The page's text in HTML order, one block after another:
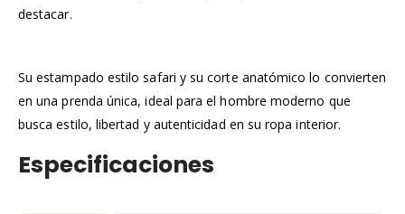
destacar.
Su estampado estilo safari y su corte anatómico lo convierten
en una prenda única, ideal para el hombre moderno que
busca estilo, libertad y autenticidad en su ropa interior.
Especificaciones